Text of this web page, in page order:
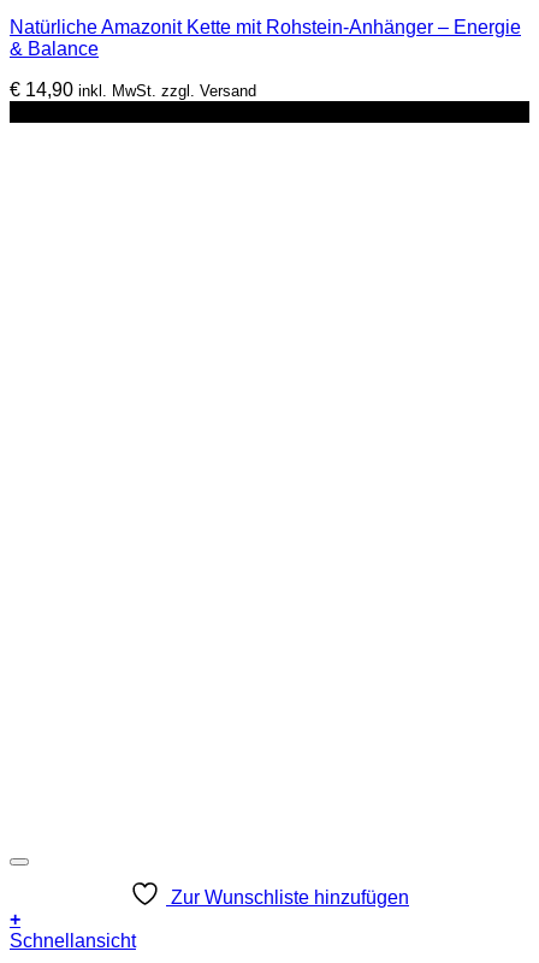
Natürliche Amazonit Kette mit Rohstein-Anhänger – Energie
& Balance
€ 14,90 inkl. MwSt. zzgl. Versand
Zur Wunschliste hinzufügen
+
Schnellansicht